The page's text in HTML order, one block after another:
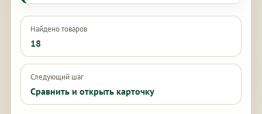
Найдено товаров
18
Следующий шаг
Сравнить и открыть карточку